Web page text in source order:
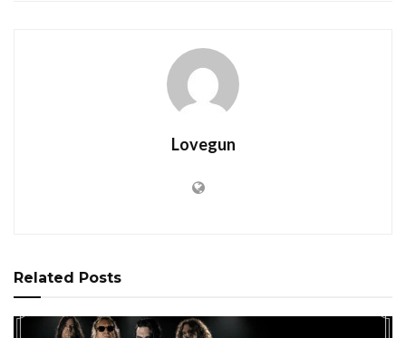
Lovegun
Related Posts